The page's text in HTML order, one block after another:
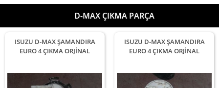
D-MAX ÇIKMA PARÇA
ISUZU D-MAX ŞAMANDIRA
EURO 4 ÇIKMA ORJİNAL
ISUZU D-MAX ŞAMANDIRA
EURO 4 ÇIKMA ORJİNAL